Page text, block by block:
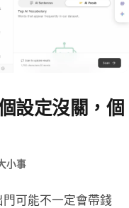
設定沒關，個
小事
可能不一定會帶錢